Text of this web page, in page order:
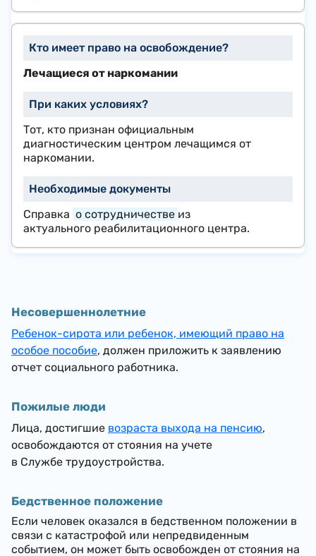
Лечащиеся от наркомании
Тот, кто признан официальным
диагностическим центром лечащимся от
наркомании.
Справка о сотрудничестве из
актуального реабилитационного центра.
Несовершеннолетние
Ребенок-сирота или ребенок, имеющий право на
особое пособие, должен приложить к заявлению
отчет социального работника.
Пожилые люди
Лица, достигшие возраста выхода на пенсию,
освобождаются от стояния на учете
в Службе трудоустройства.
Бедственное положение
Если человек оказался в бедственном положении в
связи с катастрофой или непредвиденным
событием, он может быть освобожден от стояния на